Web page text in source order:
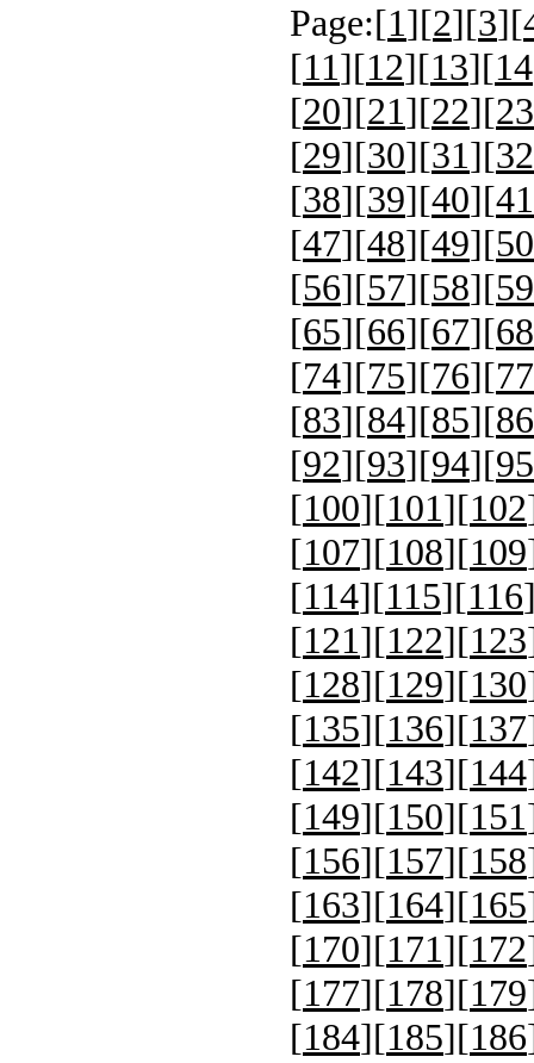
Page:[1][2][3][
[11][12][13][14
[20][21][22][23
[29][30][31][32
[38][39][40][41
[47][48][49][50
[56][57][58][59
[65][66][67][68
[74][75][76][77
[83][84][85][86
[92][93][94][95
[100][101][102
[107][108][109
[114][115][116
[121][122][123
[128][129][130
[135][136][137
[142][143][144
[149][150][151
[156][157][158
[163][164][165
[170][171][172
[177][178][179
[184][185][186